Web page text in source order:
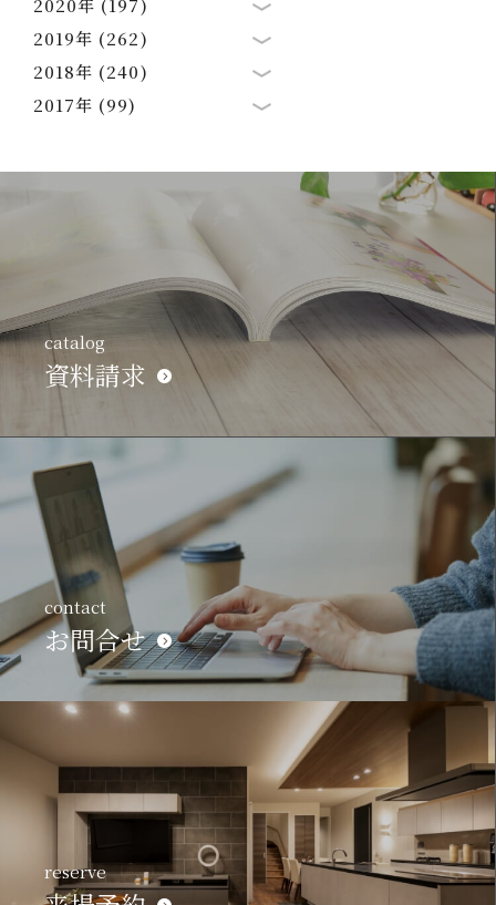
2020年 (197)
2019年 (262)
2018年 (240)
2017年 (99)
catalog
資料請求
contact
お問合せ
reserve